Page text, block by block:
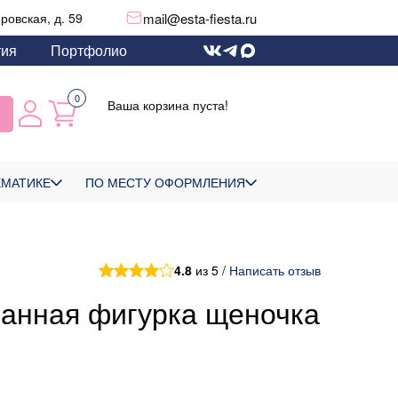
д. 59 mail@esta-fiesta.ru
Портфолио
0 Ваша корзина пуста!
ПО МЕСТУ ОФОРМЛЕНИЯ
4.8 из 5 / Написать отзыв
фигурка щеночка